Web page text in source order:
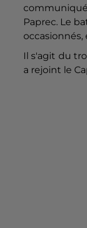
Paprec. Le
Il s'agit du
a rejoint le